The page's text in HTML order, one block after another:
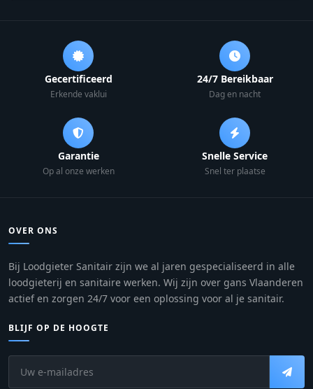
Gecertificeerd
Erkende vaklui
24/7 Bereikbaar
Dag en nacht
Garantie
Op al onze werken
Snelle Service
Snel ter plaatse
OVER ONS
Bij Loodgieter Sanitair zijn we al jaren gespecialiseerd in alle
loodgieterij en sanitaire werken. Wij zijn over gans Vlaanderen
actief en zorgen 24/7 voor een oplossing voor al je sanitair.
BLIJF OP DE HOOGTE